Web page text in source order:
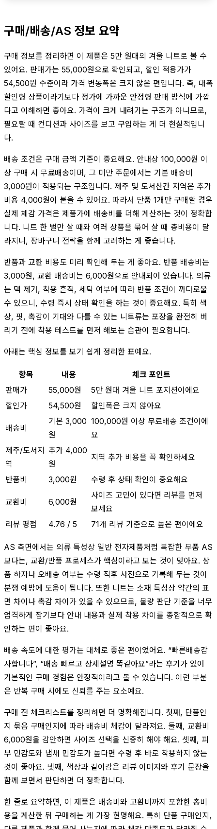
구매/배송/AS 정보 요약
구매 정보를 정리하면 이 제품은 5만 원대의 겨울 니트로 볼 수
있어요. 판매가는 55,000원으로 확인되고, 할인 적용가가
54,500원 수준이라 가격 변동폭은 크지 않은 편입니다. 즉, 대폭
할인형 상품이라기보다 정가에 가까운 안정형 판매 방식에 가깝
다고 이해하면 좋아요. 가격이 크게 내려가는 구조가 아니므로,
필요할 때 컨디션과 사이즈를 보고 구입하는 게 더 현실적입니
다.
배송 조건은 구매 금액 기준이 중요해요. 안내상 100,000원 이
상 구매 시 무료배송이며, 그 미만 주문에서는 기본 배송비
3,000원이 적용되는 구조입니다. 제주 및 도서산간 지역은 추가
비용 4,000원이 붙을 수 있어요. 따라서 단품 1개만 구매할 경우
실제 체감 가격은 제품가에 배송비를 더해 계산하는 것이 정확합
니다. 니트 한 벌만 살 때와 여러 상품을 묶어 살 때 총비용이 달
라지니, 장바구니 전략을 함께 고려하는 게 좋습니다.
반품과 교환 비용도 미리 확인해 두는 게 좋아요. 반품 배송비는
3,000원, 교환 배송비는 6,000원으로 안내되어 있습니다. 의류
는 택 제거, 착용 흔적, 세탁 여부에 따라 반품 조건이 까다로울
수 있으니, 수령 즉시 상태 확인을 하는 것이 중요해요. 특히 색
상, 핏, 촉감이 기대와 다를 수 있는 니트류는 포장을 완전히 버
리기 전에 착용 테스트를 먼저 해보는 습관이 필요합니다.
아래는 핵심 정보를 보기 쉽게 정리한 표예요.
항목 내용
체크 포인트
판매가
55,000원
5만 원대 겨울 니트 포지션이에요
할인가
54,500원 할인폭은 크지 않아요
배송비
기본 3,000
원
100,000원 이상 무료배송 조건이에
요
제주/도서지
역
추가 4,000
원
지역 추가 비용을 꼭 확인하세요
반품비 3,000원 수령 후 상태 확인이 중요해요
교환비 6,000원
사이즈 고민이 있다면 리뷰를 먼저
보세요
리뷰 평점
4.76 / 5 71개 리뷰 기준으로 높은 편이에요
AS 측면에서는 의류 특성상 일반 전자제품처럼 복잡한 부품 AS
보다는, 교환/반품 프로세스가 핵심이라고 보는 것이 맞아요. 상
품 하자나 오배송 여부는 수령 직후 사진으로 기록해 두는 것이
분쟁 예방에 도움이 됩니다. 또한 니트는 소재 특성상 약간의 표
면 차이나 촉감 차이가 있을 수 있으므로, 불량 판단 기준을 너무
엄격하게 잡기보다 안내 내용과 실제 착용 차이를 종합적으로 확
인하는 편이 좋아요.
배송 속도에 대한 평가는 대체로 좋은 편이었어요. “빠른배송감
사합니다”, “배송 빠르고 상세설명 똑같아요”라는 후기가 있어
기본적인 구매 경험은 안정적이라고 볼 수 있습니다. 이런 부분
은 반복 구매 시에도 신뢰를 주는 요소예요.
구매 전 체크리스트를 정리하면 더 명확해집니다. 첫째, 단품인
지 묶음 구매인지에 따라 배송비 체감이 달라져요. 둘째, 교환비
6,000원을 감안하면 사이즈 선택을 신중히 해야 해요. 셋째, 피
부 민감도와 냄새 민감도가 높다면 수령 후 바로 착용하지 않는
것이 좋아요. 넷째, 색상과 길이감은 리뷰 이미지와 후기 문장을
함께 보면서 판단하면 더 정확합니다.
한 줄로 요약하면, 이 제품은 배송비와 교환비까지 포함한 총비
용을 계산한 뒤 구매하는 게 가장 현명해요. 특히 단품 구매인지,